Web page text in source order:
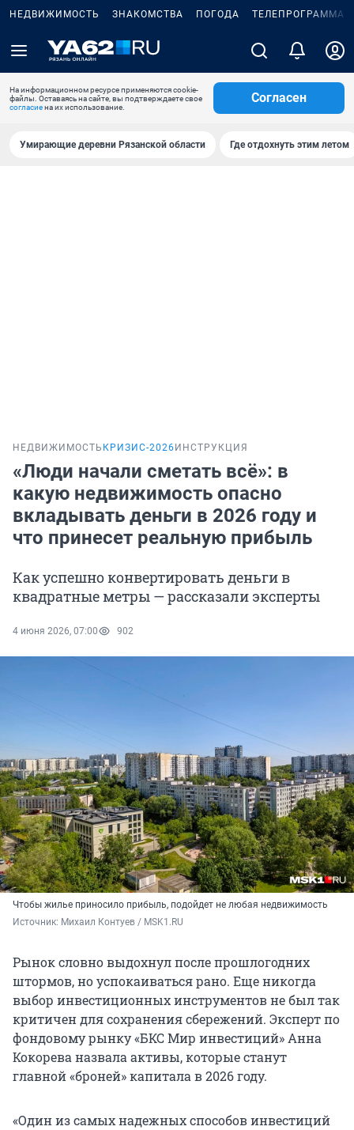
НЕДВИЖИМОСТЬ ЗНАКОМСТВА ПОГОДА ТЕЛЕПРОГРАММА
На информационном ресурсе применяются cookie-
файлы. Оставаясь на сайте, вы подтверждаете свое
согласиена их использование.
Согласен
Умирающие деревни Рязанской области Где отдохнуть этим летом
НЕДВИЖИМОСТЬ КРИЗИС-2026 ИНСТРУКЦИЯ
«Люди начали сметать всё»: в
какую недвижимость опасно
вкладывать деньги в 2026 году и
что принесет реальную прибыль
Как успешно конвертировать деньги в
квадратные метры — рассказали эксперты
4 июня 2026, 07:00 902
Чтобы жилье приносило прибыль, подойдет не любая недвижимость
Источник: Михаил Контуев / MSK1.RU
Рынок словно выдохнул после прошлогодних
штормов, но успокаиваться рано. Еще никогда
выбор инвестиционных инструментов не был так
критичен для сохранения сбережений. Эксперт по
фондовому рынку «БКС Мир инвестиций» Анна
Кокорева назвала активы, которые станут
главной «броней» капитала в 2026 году.
«Один из самых надежных способов инвестиций